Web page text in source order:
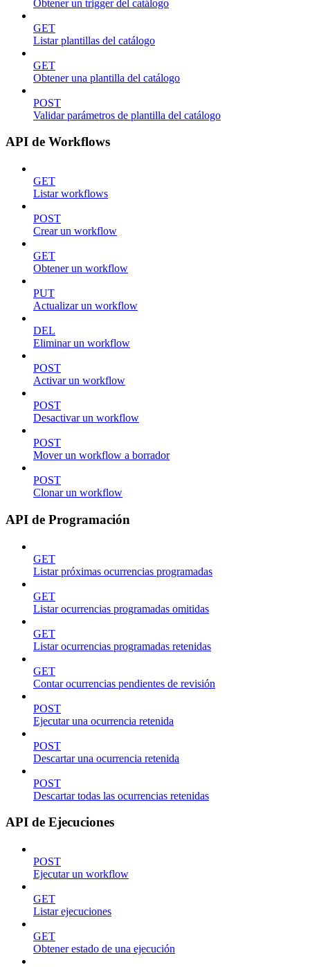
Obtener un trigger del catálogo
GET
Listar plantillas del catálogo
GET
Obtener una plantilla del catálogo
POST
Validar parámetros de plantilla del catálogo
API de Workflows
GET
Listar workflows
POST
Crear un workflow
GET
Obtener un workflow
PUT
Actualizar un workflow
DEL
Eliminar un workflow
POST
Activar un workflow
POST
Desactivar un workflow
POST
Mover un workflow a borrador
POST
Clonar un workflow
API de Programación
GET
Listar próximas ocurrencias programadas
GET
Listar ocurrencias programadas omitidas
GET
Listar ocurrencias programadas retenidas
GET
Contar ocurrencias pendientes de revisión
POST
Ejecutar una ocurrencia retenida
POST
Descartar una ocurrencia retenida
POST
Descartar todas las ocurrencias retenidas
API de Ejecuciones
POST
Ejecutar un workflow
GET
Listar ejecuciones
GET
Obtener estado de una ejecución